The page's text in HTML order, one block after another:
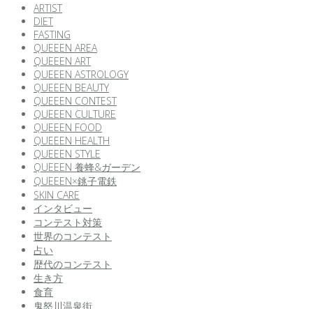
ARTIST
DIET
FASTING
QUEEEN AREA
QUEEEN ART
QUEEEN ASTROLOGY
QUEEEN BEAUTY
QUEEEN CONTEST
QUEEEN CULTURE
QUEEEN FOOD
QUEEEN HEALTH
QUEEEN STYLE
QUEEEN 養蜂&ガーデン
QUEEEN×銚子電鉄
SKIN CARE
インタビュー
コンテスト対策
世界のコンテスト
占い
歴代のコンテスト
生き方
食育
鬼怒川温泉街